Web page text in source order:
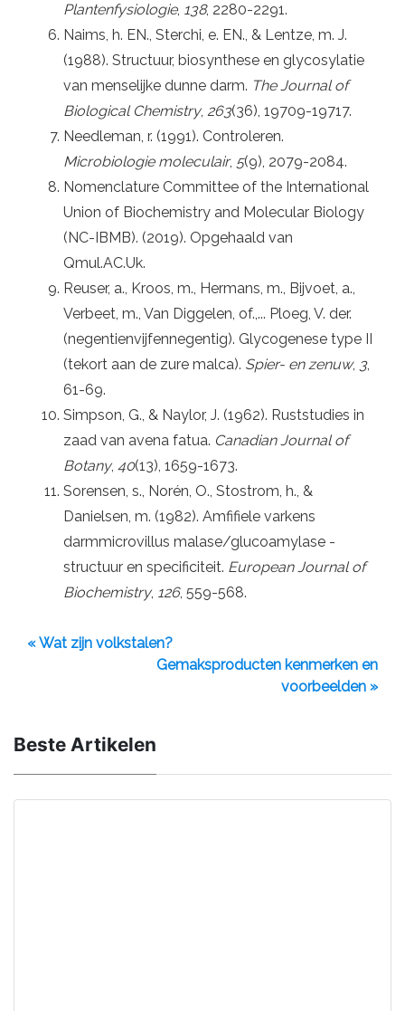
Plantenfysiologie, 138, 2280-2291.
Naims, h. EN., Sterchi, e. EN., & Lentze, m. J.
(1988). Structuur, biosynthese en glycosylatie
van menselijke dunne darm. The Journal of
Biological Chemistry, 263(36), 19709-19717.
Needleman, r. (1991). Controleren.
Microbiologie moleculair, 5(9), 2079-2084.
Nomenclature Committee of the International
Union of Biochemistry and Molecular Biology
(NC-IBMB). (2019). Opgehaald van
Qmul.AC.Uk.
Reuser, a., Kroos, m., Hermans, m., Bijvoet, a.,
Verbeet, m., Van Diggelen, of.,... Ploeg, V. der.
(negentienvijfennegentig). Glycogenese type II
(tekort aan de zure malca). Spier- en zenuw, 3,
61-69.
Simpson, G., & Naylor, J. (1962). Ruststudies in
zaad van avena fatua. Canadian Journal of
Botany, 40(13), 1659-1673.
Sorensen, s., Norén, O., Stostrom, h., &
Danielsen, m. (1982). Amfifiele varkens
darmmicrovillus malase/glucoamylase -
structuur en specificiteit. European Journal of
Biochemistry, 126, 559-568.
« Wat zijn volkstalen?
Gemaksproducten kenmerken en
voorbeelden »
Beste Artikelen